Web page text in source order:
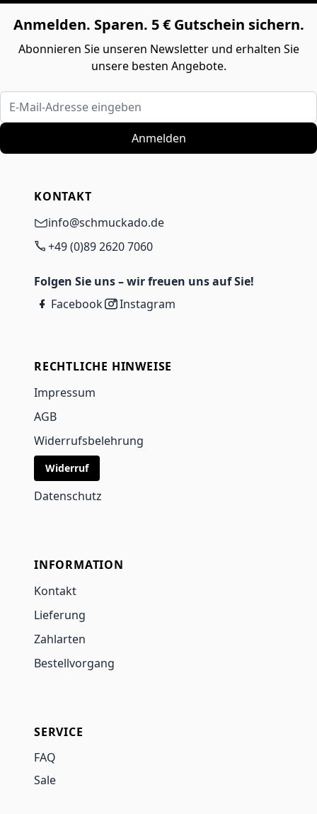
Anmelden. Sparen. 5 € Gutschein sichern.
Abonnieren Sie unseren Newsletter und erhalten Sie
unsere besten Angebote.
E-Mail-Adresse eingeben
Anmelden
KONTAKT
info@schmuckado.de
+49 (0)89 2620 7060
Folgen Sie uns – wir freuen uns auf Sie!
Facebook
Instagram
RECHTLICHE HINWEISE
Impressum
AGB
Widerrufsbelehrung
Widerruf
Datenschutz
INFORMATION
Kontakt
Lieferung
Zahlarten
Bestellvorgang
SERVICE
FAQ
Sale